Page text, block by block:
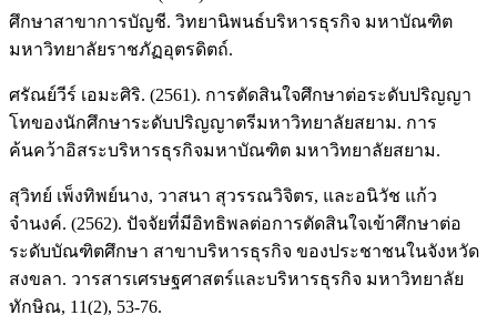
ศึกษาสาขาการบัญชี. วิทยานิพนธ์บริหารธุรกิจ มหาบัณฑิต
มหาวิทยาลัยราชภัฏอุตรดิตถ์.
ศรัณย์วีร์ เอมะศิริ. (2561). การตัดสินใจศึกษาต่อระดับปริญญา
โทของนักศึกษาระดับปริญญาตรีมหาวิทยาลัยสยาม. การ
ค้นคว้าอิสระบริหารธุรกิจมหาบัณฑิต มหาวิทยาลัยสยาม.
สุวิทย์ เพ็งทิพย์นาง, วาสนา สุวรรณวิจิตร, และอนิวัช แก้ว
จำนงค์. (2562). ปัจจัยที่มีอิทธิพลต่อการตัดสินใจเข้าศึกษาต่อ
ระดับบัณฑิตศึกษา สาขาบริหารธุรกิจ ของประชาชนในจังหวัด
สงขลา. วารสารเศรษฐศาสตร์และบริหารธุรกิจ มหาวิทยาลัย
ทักษิณ, 11(2), 53-76.